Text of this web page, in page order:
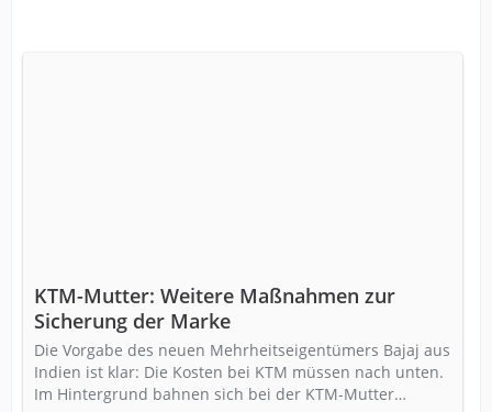
KTM-Mutter: Weitere Maßnahmen zur
Sicherung der Marke
Die Vorgabe des neuen Mehrheitseigentümers Bajaj aus
Indien ist klar: Die Kosten bei KTM müssen nach unten.
Im Hintergrund bahnen sich bei der KTM-Mutter…